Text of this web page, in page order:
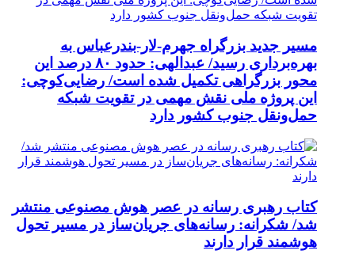
مسیر جدید بزرگراه جهرم-لار-بندرعباس به
بهره‌برداری رسید/ عبدالهی: حدود ۸۰ درصد این
محور بزرگراهی تکمیل شده است/ رضایی‌کوچی:
این پروژه ملی نقش مهمی در تقویت شبکه
حمل‌ونقل جنوب کشور دارد
کتاب رهبری رسانه در عصر هوش مصنوعی منتشر
شد/ شکرانه: رسانه‌های جریان‌ساز در مسیر تحول
هوشمند قرار دارند